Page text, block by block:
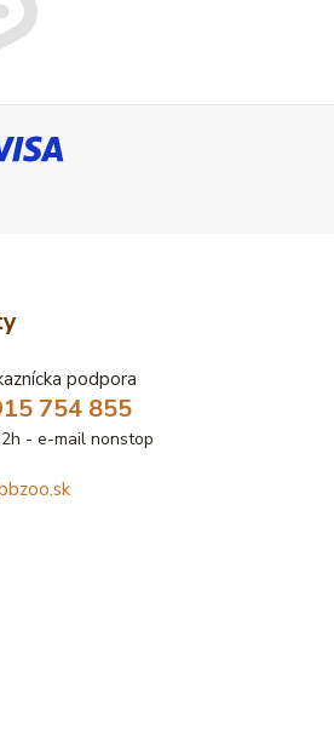
podpora
754 855
- e-mail nonstop